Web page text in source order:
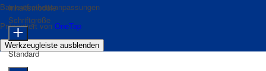
Barrierefreiheitsanpassungen
Präsentiert von OneTap
Werkzeugleiste ausblenden
Inhaltsmodule
Schriftgröße
Standard